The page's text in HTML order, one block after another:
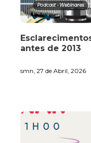
Podcast - Webinares
antes de 2013
smn, 27 de Abril, 2026